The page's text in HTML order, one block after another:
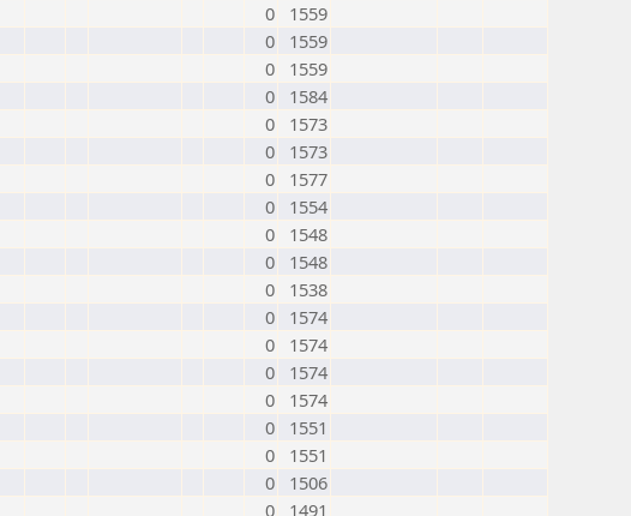
0
1559
0
1559
0
1559
0
1584
0
1573
0
1573
0
1577
0
1554
0
1548
0
1548
0
1538
0
1574
0
1574
0
1574
0
1574
0
1551
0
1551
0
1506
0
1491